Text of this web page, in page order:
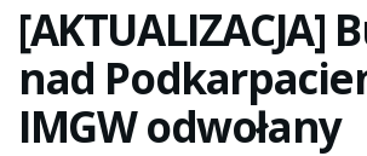
[AKTUALIZACJA]
nad
IMGW odwołany